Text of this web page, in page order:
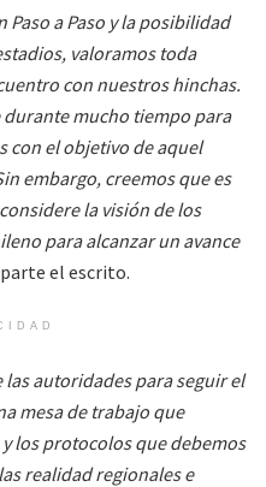
Paso a Paso y la posibilidad
valoramos toda
con nuestros hinchas.
mucho tiempo para
con el objetivo de aquel
embargo, creemos que es
la visión de los
para alcanzar un avance
parte el escrito.
autoridades para seguir el
mesa de trabajo que
los protocolos que debemos
realidad regionales e